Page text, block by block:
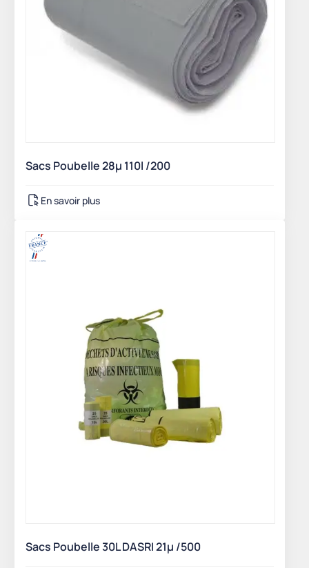
Sacs Poubelle 28µ 110l /200
En savoir plus
Sacs Poubelle 30L DASRI 21µ /500